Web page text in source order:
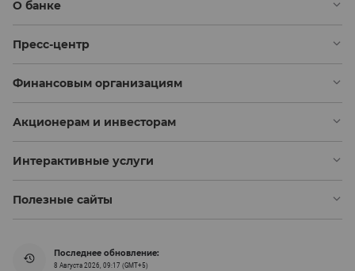
О банке
Пресс-центр
Финансовым организациям
Акционерам и инвесторам
Интерактивные услуги
Полезные сайты
Последнее обновление:
8 Августа 2026, 09:17 (GMT+5)